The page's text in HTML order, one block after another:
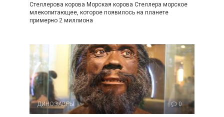
Стеллерова корова Морская корова Стеллера морское
млекопитающее, которое появилось на планете
примерно 2 миллиона
ДИНОЗАВРЫ 0